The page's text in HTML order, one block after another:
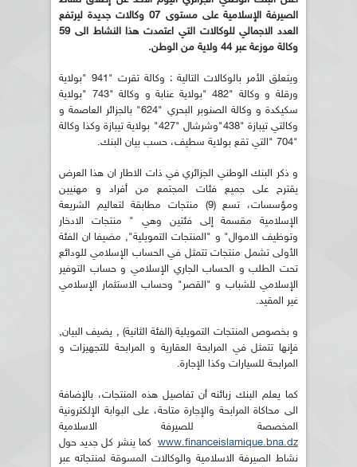
الصيرفة الإسلامية على مستوى 07 وكالات جديدة ليرتفع
العدد الاجمالي للوكالات التي اعتمدت هذا النشاط الى 59
وكالة موزعة عبر 44 ولاية من الوطن.
ويتعلق الأمر بالوكالات التالية : وكالة تقرت "941 "بولاية
ورقلة و وكالة "482 "بولاية عنابة و وكالة "743 "بولاية
سكيكدة و وكالة الصنوبر البحري "624" بالجزائر العاصمة و
وكالتي تيبازة "438"وشرشال "427" بولاية تيبازة وكذا وكالة
"704 "التي تقع بولاية سطيف، حسب بيان البنك.
و ذكر البنك الوطني الجزائري في ذات الاطار ان ھذا العرض
يقترح على جميع فئات المجتمع من أفراد و مھنيين
ومؤسسات، تسع (9) منتجات مطابقة لتعاليم الشريعة
الإسلامية مقسمة إلى فئتين وهي " منتجات الادخار
وتوظيف الاموال" و "المنتجات التمويلية", مضيفا ان الفئة
الأولى تشمل منتجات تتمثل في الحساب الإسلامي للودائع
تحت الطلب و الحساب الجاري الإسلامي و حساب التوفير
الإسلامي للشباب و "القصر" وحساب الاستثمار الإسلامي
غير المقيد.
و بخصوص المنتجات التمويلية (الفئة الثانية) , يضيف البيان,
فإنها تتمثل في المرابحة العقارية و المرابحة للتجھيزات و
المرابحة للسيارات وكذا الإجارة.
كما يعلم البنك زبائنه أن تفاصيل هذه المنتجات، بالإضافة
الى محاكاة المرابحة والإجارة متاحة، على البوابة الإلكترونية
المخصصة للصيرفة الاسلامية
www.financeislamique.bna.dz كما ينشر كل جديد حول
نشاط الصيرفة الاسلامية والوكالات المسوقة لمنتجاته عبر